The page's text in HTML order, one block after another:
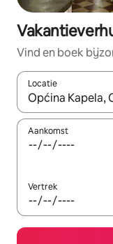
Vind en boek
Locatie
Wanneer er
Aankomst
Vertrek